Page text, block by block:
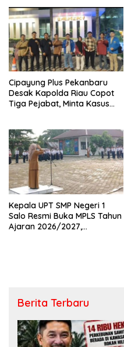
Cipayung Plus Pekanbaru
Desak Kapolda Riau Copot
Tiga Pejabat, Minta Kasus
Kepala UPT SMP Negeri 1
Salo Resmi Buka MPLS Tahun
Ajaran 2026/2027,
Berita Terbaru